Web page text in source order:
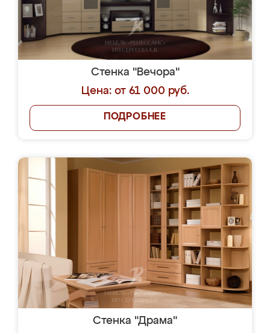
Стенка "Вечора"
Цена: от 61 000 руб.
ПОДРОБНЕЕ
Стенка "Драма"